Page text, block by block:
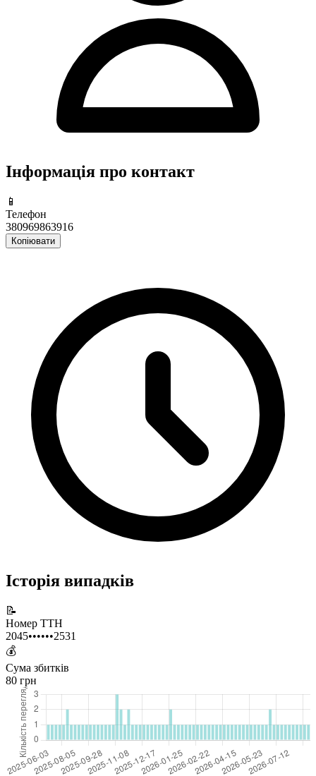
Інформація про контакт
📱
Телефон
380969863916
Копіювати
Історія випадків
📝
Номер ТТН
2045••••••2531
💰
Сума збитків
80 грн